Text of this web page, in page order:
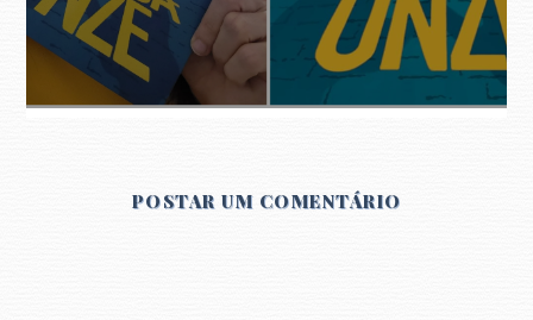
POSTAR UM COMENTÁRIO